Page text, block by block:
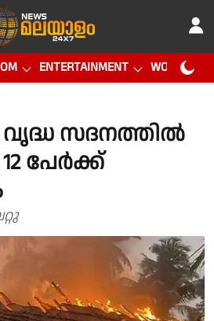
ENTERTAINMENT WORLD CUP
വൃദ്ധ സദനത്തിൽ
12 പേർക്ക്